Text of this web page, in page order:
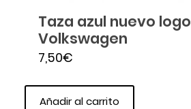
Taza azul nuevo logo
Volkswagen
7,50€
Añadir al carrito